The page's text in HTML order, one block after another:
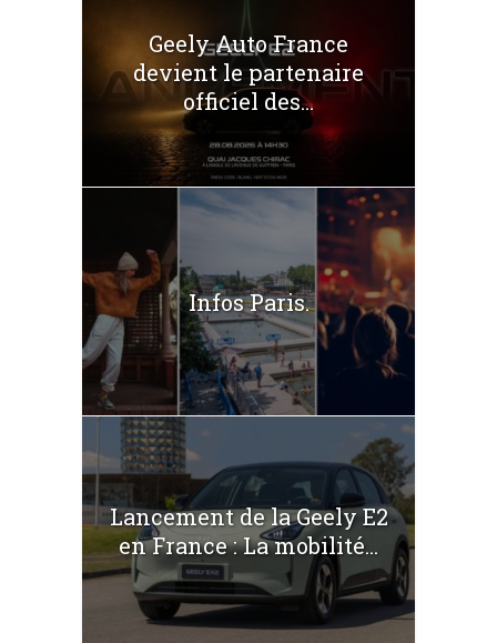
Geely Auto France
devient le partenaire
officiel des...
Infos Paris.
Lancement de la Geely E2
en France : La mobilité...